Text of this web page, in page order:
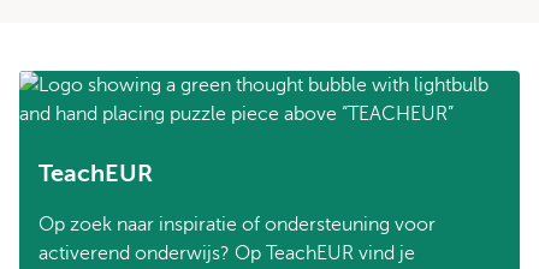
TeachEUR
Op zoek naar inspiratie of ondersteuning voor
activerend onderwijs? Op TeachEUR vind je